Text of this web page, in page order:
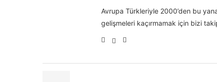
Avrupa Türkleriyle 2000’den bu
gelişmeleri kaçırmamak için bizi